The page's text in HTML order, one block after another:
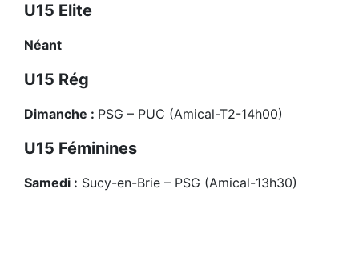
U15 Elite
Néant
U15 Rég
Dimanche : PSG – PUC (Amical-T2-14h00)
U15 Féminines
Samedi : Sucy-en-Brie – PSG (Amical-13h30)